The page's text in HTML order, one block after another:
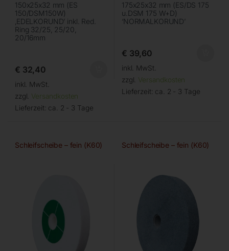
150x25x32 mm (ES
150/DSM150W)
‚EDELKORUND’ inkl. Red.
Ring 32/25, 25/20,
20/16mm
€ 32,40
inkl. MwSt.
zzgl. Versandkosten
Lieferzeit: ca. 2 - 3 Tage
175x25x32 mm (ES/DS 175
u.DSM 175 W+D)
‘NORMALKORUND’
€ 39,60
inkl. MwSt.
zzgl. Versandkosten
Lieferzeit: ca. 2 - 3 Tage
Schleifscheibe – fein (K60) Schleifscheibe – fein (K60)